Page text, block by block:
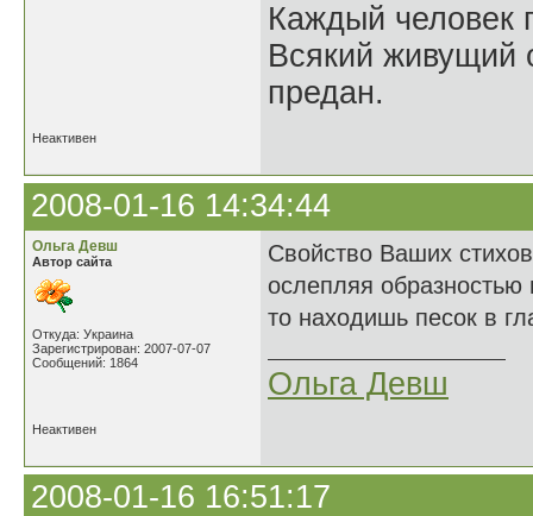
Каждый человек
Всякий живущий
предан.
Неактивен
2008-01-16 14:34:44
Ольга Девш
Автор сайта
Откуда: Украина
Зарегистрирован: 2007-07-07
Сообщений: 1864
Свойство Ваших
ослепляя
то находишь песок в
Ольга Девш
Неактивен
2008-01-16 16:51:17